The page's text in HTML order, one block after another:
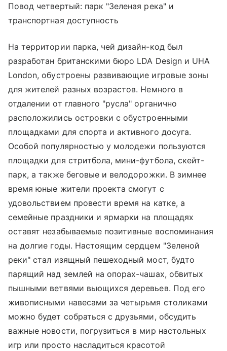
Повод четвертый: парк "Зеленая река" и
транспортная доступность
На территории парка, чей дизайн-код был
разработан британскими бюро LDA Design и UHA
London, обустроены развивающие игровые зоны
для жителей разных возрастов. Немного в
отдалении от главного "русла" органично
расположились островки с обустроенными
площадками для спорта и активного досуга.
Особой популярностью у молодежи пользуются
площадки для стритбола, мини-футбола, скейт-
парк, а также беговые и велодорожки. В зимнее
время юные жители проекта смогут с
удовольствием провести время на катке, а
семейные праздники и ярмарки на площадях
оставят незабываемые позитивные воспоминания
на долгие годы. Настоящим сердцем "Зеленой
реки" стал изящный пешеходный мост, будто
парящий над землей на опорах-чашах, обвитых
пышными ветвями вьющихся деревьев. Под его
живописными навесами за четырьмя столиками
можно будет собраться с друзьями, обсудить
важные новости, погрузиться в мир настольных
игр или просто насладиться красотой